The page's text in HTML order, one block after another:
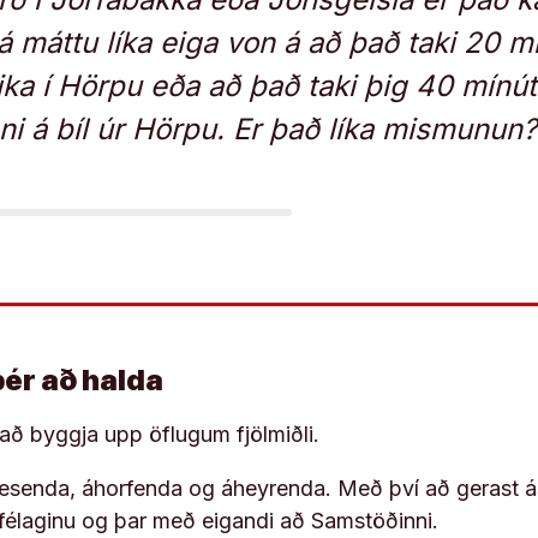
máttu líka eiga von á að það taki 20
í Hörpu eða að það taki þig 40
á bíl úr Hörpu. Er það líka mismunun?
að halda
byggja upp öflugum fjölmiðli.
áhorfenda og áheyrenda. Með því að gerast
og þar með eigandi að Samstöðinni.